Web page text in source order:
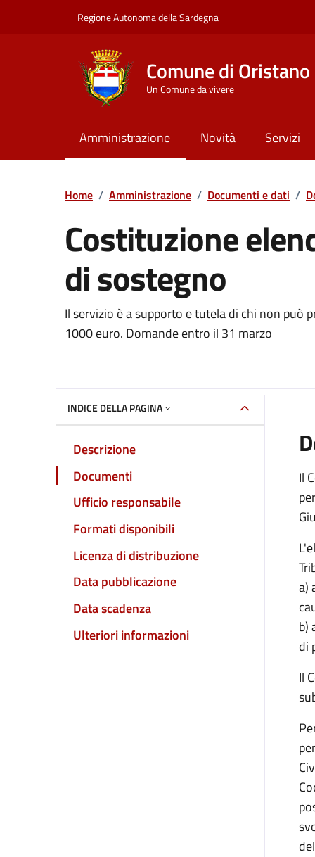
Regione Autonoma della Sardegna
Comune di Oristano
Un Comune da vivere
Amministrazione Novità Servizi
Home / Amministrazione / Documenti e dati /
Costituzione
di sostegno
Dettaglio del documento
Il servizio è a supporto e tutela di chi non può
1000 euro. Domande entro il 31 marzo
INDICE DELLA PAGINA
Descrizione
Documenti
Ufficio responsabile
Formati disponibili
Licenza di distribuzione
Data pubblicazione
Data scadenza
Ulteriori informazioni
Il
a)
b)
di
Il